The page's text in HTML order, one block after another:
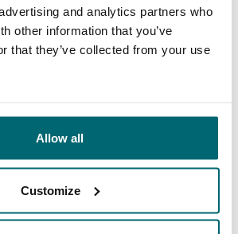
and analytics partners who
other information that you’ve
that they’ve collected from your use
Allow all
Customize
Sie bei The
Specialist